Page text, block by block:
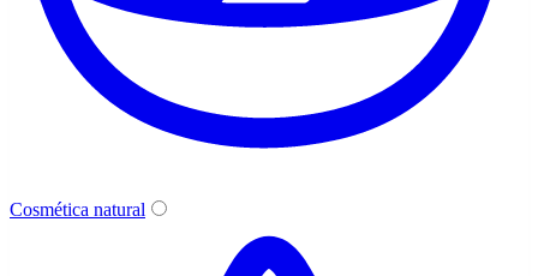
Cosmética natural